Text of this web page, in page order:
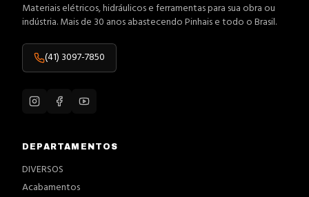
Materiais elétricos, hidráulicos e ferramentas para sua obra ou
indústria. Mais de 30 anos abastecendo Pinhais e todo o Brasil.
(41) 3097-7850
DEPARTAMENTOS
DIVERSOS
Acabamentos